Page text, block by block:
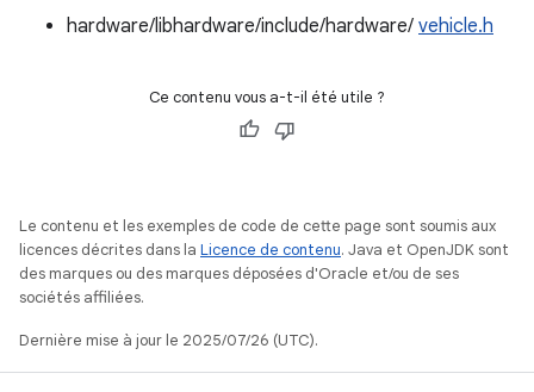
hardware/libhardware/include/hardware/ vehicle.h
Ce contenu vous a-t-il été utile ?
Le contenu et les exemples de code de cette page sont soumis aux
licences décrites dans la Licence de contenu. Java et OpenJDK sont
des marques ou des marques déposées d'Oracle et/ou de ses
sociétés affiliées.
Dernière mise à jour le 2025/07/26 (UTC).